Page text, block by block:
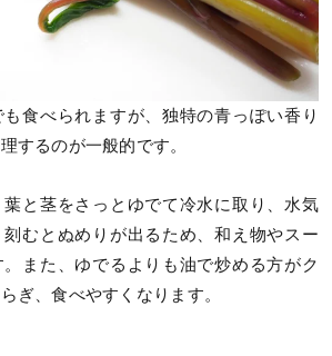
食べられますが、独特の青っぽい香り
するのが一般的です。
と茎をさっとゆでて冷水に取り、水気
むとぬめりが出るため、和え物やスー
また、ゆでるよりも油で炒める方がク
ぎ、食べやすくなります。